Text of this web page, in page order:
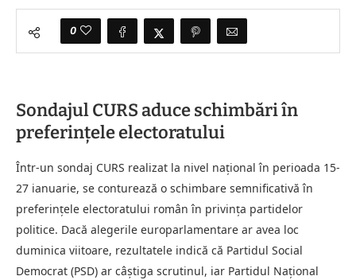
0
Sondajul CURS aduce schimbări în
preferințele electoratului
Într-un sondaj CURS realizat la nivel național în perioada 15-
27 ianuarie, se conturează o schimbare semnificativă în
preferințele electoratului român în privința partidelor
politice. Dacă alegerile europarlamentare ar avea loc
duminica viitoare, rezultatele indică că Partidul Social
Democrat (PSD) ar câștiga scrutinul, iar Partidul Național